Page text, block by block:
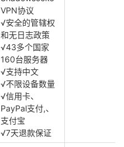
VPN协议
√安全的管辖权
和无日志政策
√43多个国家
160台服务器
√支持中文
√不限设备数量
√信用卡、
PayPal支付,、
支付宝
√7天退款保证